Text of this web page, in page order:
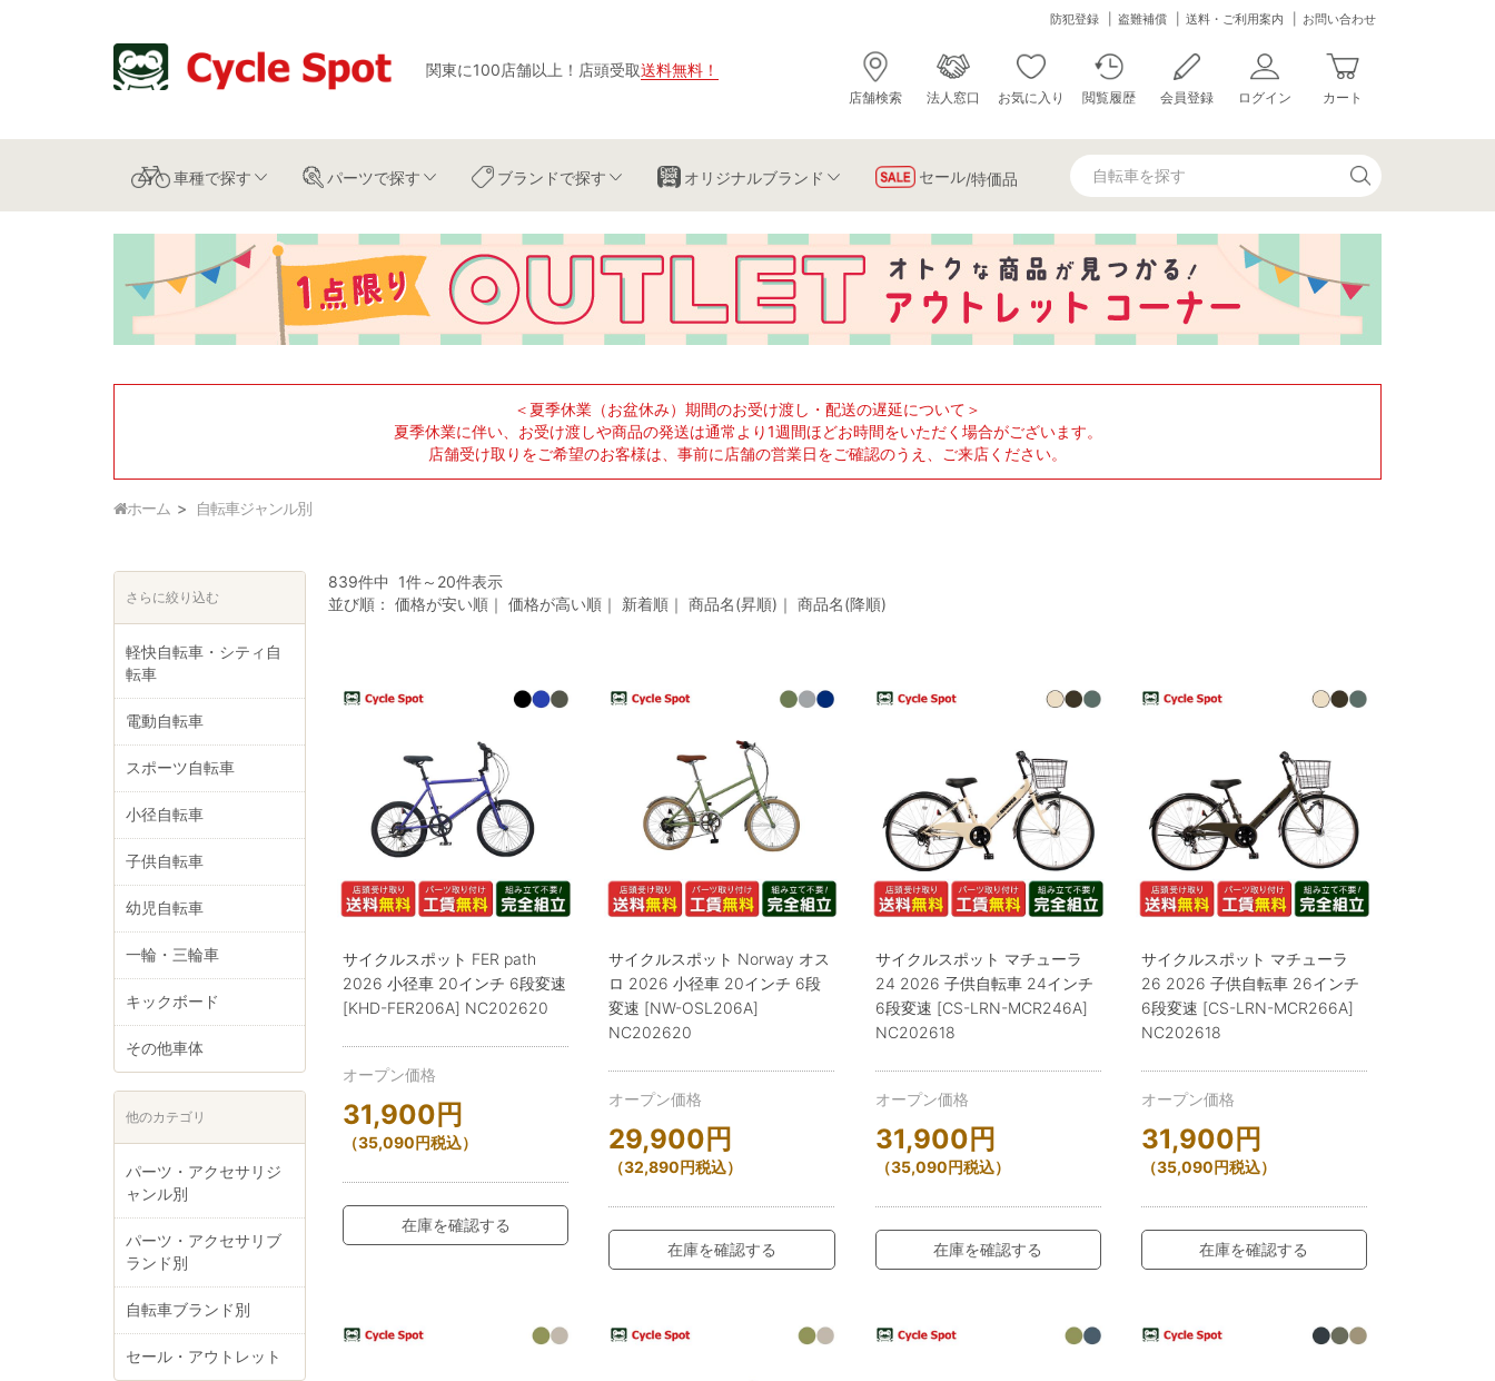
関東に100店舗以上 ！ 店頭受取送料無料 ！
防犯登録 盗難補償 送料・ご利用案内 お問い合わせ
店舗検索 法人窓口 お気に入り 閲覧履歴 会員登録 ログイン カート
車種で探す パーツで探す ブランドで探す オリジナルブランド セール/特価品
＜夏季休業（お盆休み）期間のお受け渡し・配送の遅延について＞
夏季休業に伴い、お受け渡しや商品の発送は通常より1週間ほどお時間をいただく場合がございます。
店舗受け取りをご希望のお客様は、事前に店舗の営業日をご確認のうえ、ご来店ください。
ホーム 自転車ジャンル別
839件中 1件～20件表示
並び順：価格が安い順 ｜価格が高い順 ｜ 新着順 ｜商品名(昇順) ｜商品名(降順)
サイクルスポット FER path
2026 小径車 20インチ 6段変速
[KHD-FER206A] NC202620
オープン価格
31,900 円
（35,090円税込）
在庫を確認する
サイクルスポット Norway オス
ロ 2026 小径車 20インチ 6段
変速 [NW-OSL206A]
NC202620
オープン価格
29,900 円
（32,890円税込）
在庫を確認する
サイクルスポット マチューラ
24 2026 子供自転車 24インチ
6段変速 [CS-LRN-MCR246A]
NC202618
オープン価格
31,900 円
（35,090円税込）
在庫を確認する
サイクルスポット マチューラ
26 2026 子供自転車 26インチ
6段変速 [CS-LRN-MCR266A]
NC202618
オープン価格
31,900 円
（35,090円税込）
在庫を確認する
さらに絞り込む
軽快自転車・シティ自
転車
電動自転車
スポーツ自転車
小径自転車
子供自転車
幼児自転車
一輪・三輪車
キックボード
その他車体
他のカテゴリ
パーツ・アクセサリジ
ャンル別
パーツ・アクセサリブ
ランド別
自転車ブランド別
セール・アウトレット